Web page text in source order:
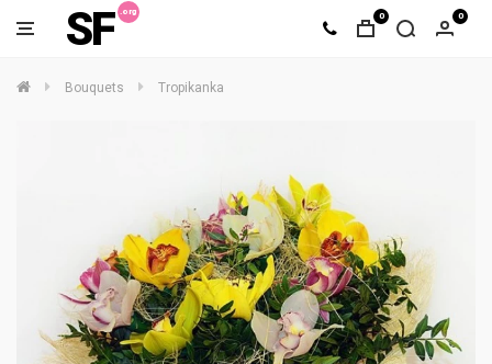
SF 0 0
Bouquets Tropikanka